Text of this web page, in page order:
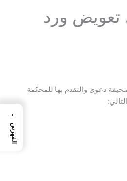
ورد
دعوى والتقدم بها للمحكمة
→
الفهرس